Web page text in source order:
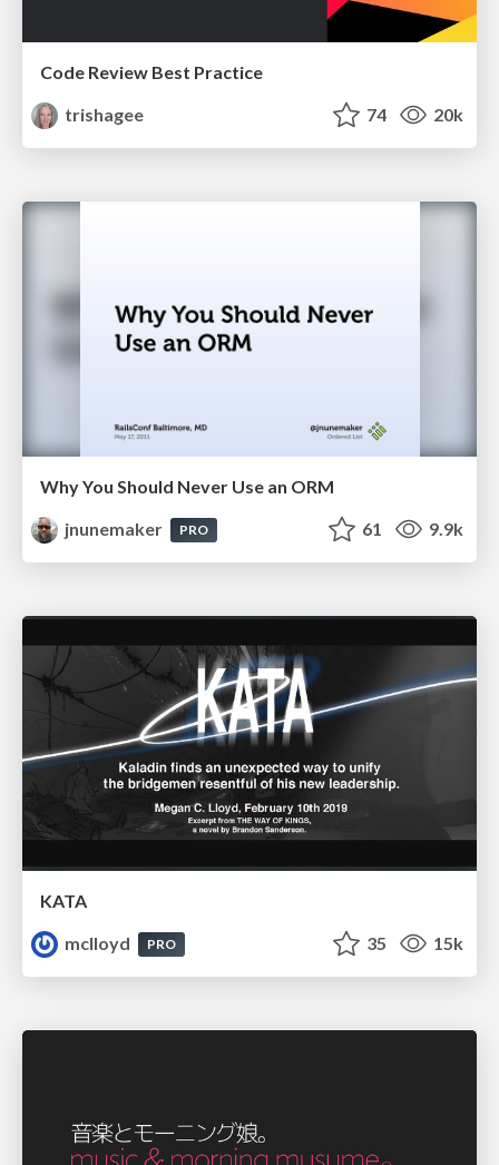
Code Review Best Practice
trishagee
74 20k
Why You Should Never Use an ORM
jnunemaker
PRO 61 9.9k
KATA
mclloyd
PRO 35 15k